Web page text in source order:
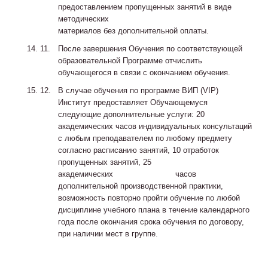
предоставлением пропущенных занятий в виде
методических
материалов без дополнительной оплаты.
После завершения Обучения по соответствующей
образовательной Программе отчислить
обучающегося в связи с окончанием обучения.
В случае обучения по программе ВИП (VIP)
Институт предоставляет Обучающемуся
следующие дополнительные услуги: 20
академических часов индивидуальных консультаций
с любым преподавателем по любому предмету
согласно расписанию занятий, 10 отработок
пропущенных занятий, 25
академических часов
дополнительной производственной практики,
возможность повторно пройти обучение по любой
дисциплине учебного плана в течение календарного
года после окончания срока обучения по договору,
при наличии мест в группе.